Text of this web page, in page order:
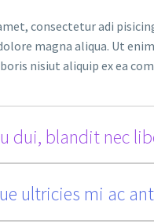
consectetur adi
magna aliqua. Ut
nisiut aliquip ex ea
dui, blandit nec
ultricies mi ac